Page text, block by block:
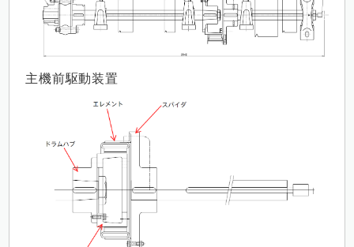
主機前駆動装置